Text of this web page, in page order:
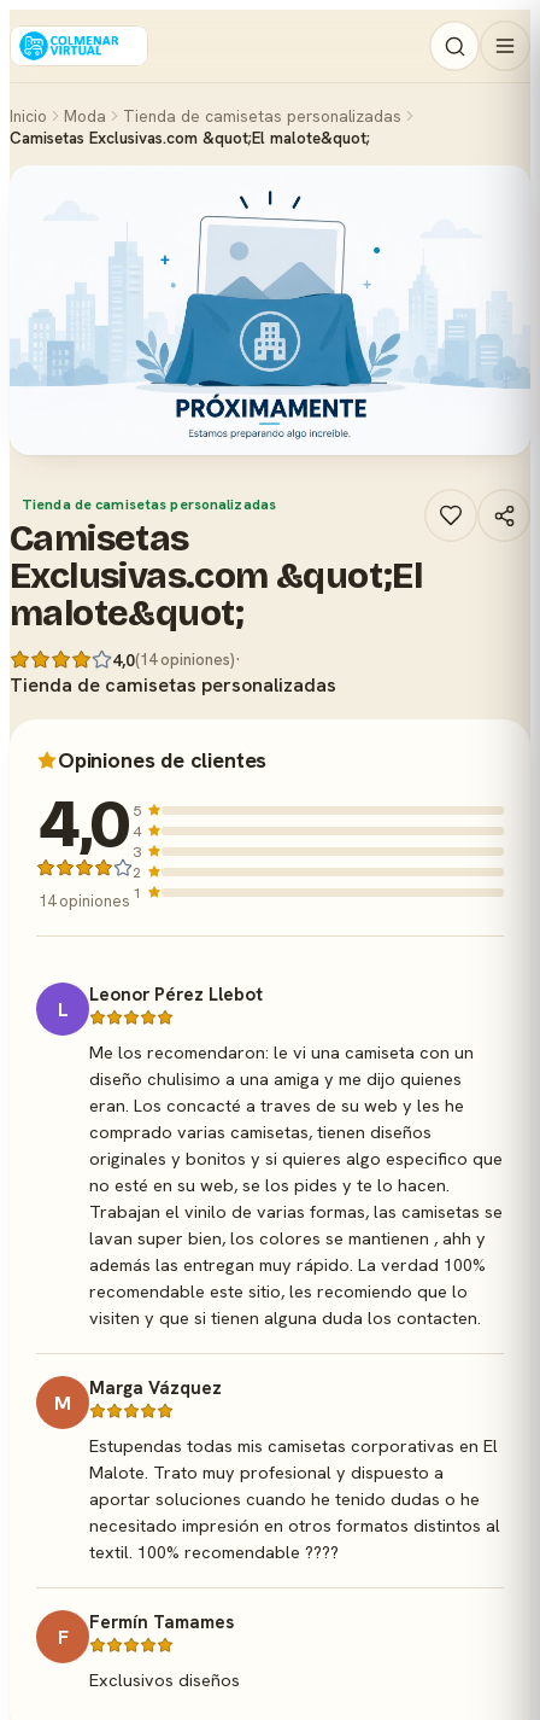
Inicio Moda
Tienda de camisetas personalizadas
Camisetas Exclusivas.com &quot;El malote&quot;
Tienda de camisetas personalizadas
Camisetas
Exclusivas.com &quot;El
malote&quot;
4,0(14 opiniones)·
Tienda de camisetas personalizadas
Opiniones de clientes
4,0
14 opiniones
5
4
3
2
1
L
Leonor Pérez Llebot
Me los recomendaron: le vi una camiseta con un
diseño chulisimo a una amiga y me dijo quienes
eran. Los concacté a traves de su web y les he
comprado varias camisetas, tienen diseños
originales y bonitos y si quieres algo especifico que
no esté en su web, se los pides y te lo hacen.
Trabajan el vinilo de varias formas, las camisetas se
lavan super bien, los colores se mantienen , ahh y
además las entregan muy rápido. La verdad 100%
recomendable este sitio, les recomiendo que lo
visiten y que si tienen alguna duda los contacten.
M
Marga Vázquez
Estupendas todas mis camisetas corporativas en El
Malote. Trato muy profesional y dispuesto a
aportar soluciones cuando he tenido dudas o he
necesitado impresión en otros formatos distintos al
textil. 100% recomendable ????
F
Fermín Tamames
Exclusivos diseños